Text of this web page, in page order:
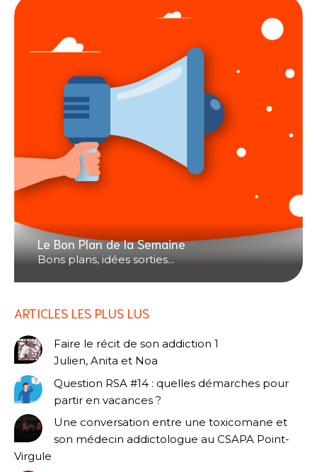
Le Bon Plan de la Semaine
Bons plans, idées sorties...
ARTICLES LES PLUS LUS
Faire le récit de son addiction 1
Julien, Anita et Noa
Question RSA #14 : quelles démarches pour
partir en vacances ?
Une conversation entre une toxicomane et
son médecin addictologue au CSAPA Point-
Virgule